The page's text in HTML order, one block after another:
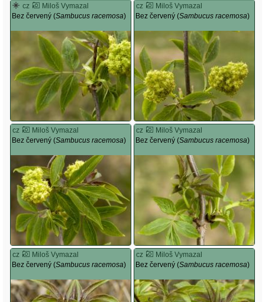
cz
Miloš Vymazal
Bez červený (Sambucus racemosa)
cz
Miloš Vymazal
Bez červený (Sambucus racemosa)
cz
Miloš Vymazal
Bez červený (Sambucus racemosa)
cz
Miloš Vymazal
Bez červený (Sambucus racemosa)
cz
Miloš Vymazal
Bez červený (Sambucus racemosa)
cz
Miloš Vymazal
Bez červený (Sambucus racemosa)